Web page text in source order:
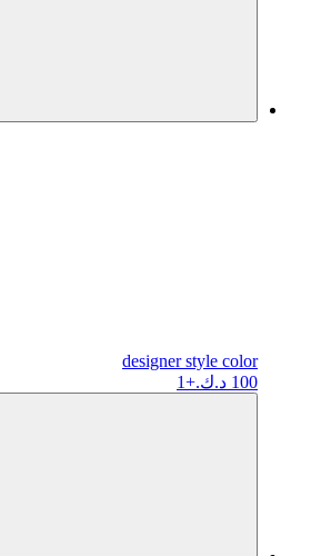
designerstyle color
100 د.ك.
+1